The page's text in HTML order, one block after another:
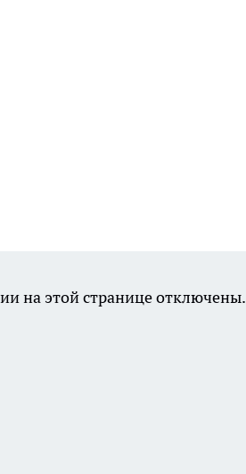
на этой странице отключены.